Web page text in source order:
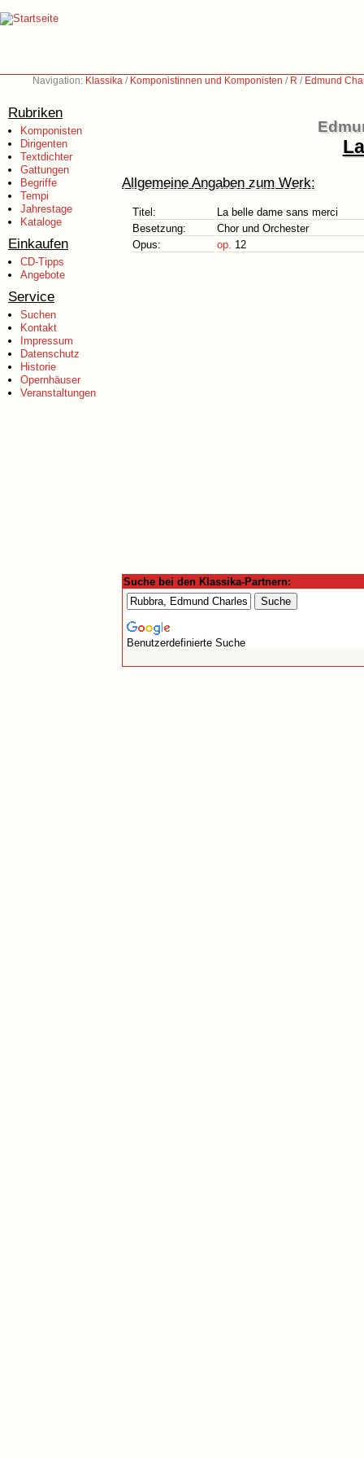
Navigation: Klassika / Komponistinnen und Komponisten / R / Edmund
Rubriken
Komponisten
Dirigenten
Textdichter
Gattungen
Begriffe
Tempi
Jahrestage
Kataloge
Einkaufen
CD-Tipps
Angebote
Service
Suchen
Kontakt
Impressum
Datenschutz
Historie
Opernhäuser
Veranstaltungen
Allgemeine Angaben zum Werk:
Titel:
La belle dame sans merci
Besetzung:
Chor und Orchester
Opus:
op. 12
Suche bei den Klassika-Partnern:
Benutzerdefinierte Suche